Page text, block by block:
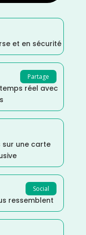
et en sécurité
Partage
réel avec
sur une carte
Social
ressemblent